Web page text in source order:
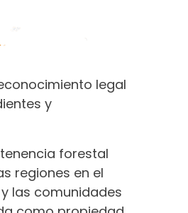
legal
y
forestal
regiones en el
las comunidades